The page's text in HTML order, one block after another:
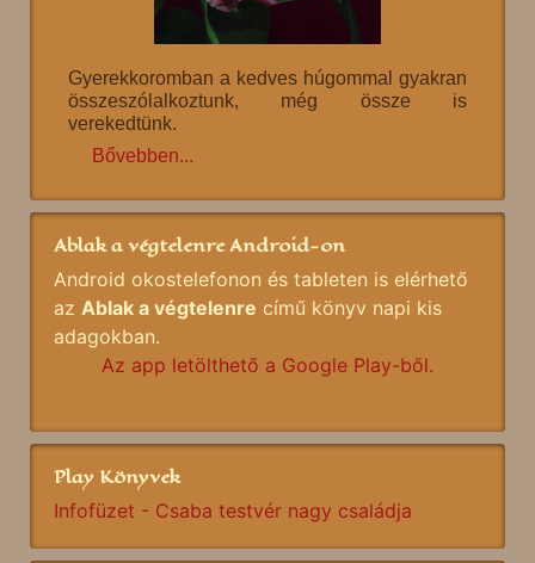
Gyerekkoromban a kedves húgommal gyakran
összeszólalkoztunk, még össze is
verekedtünk.
Bővebben...
Ablak a végtelenre Android-on
Android okostelefonon és tableten is elérhető
az Ablak a végtelenre című könyv napi kis
adagokban.
Az app letölthető a Google Play-ből.
Play Könyvek
Infofüzet - Csaba testvér nagy családja